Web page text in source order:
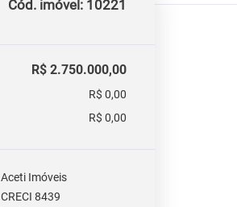
Cód. imóvel: 10221
R$ 2.750.000,00
R$ 0,00
R$ 0,00
Aceti Imóveis
CRECI 8439